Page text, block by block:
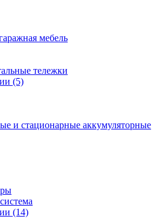
мебель
тележки
(5)
и стационарные аккумуляторные
(14)